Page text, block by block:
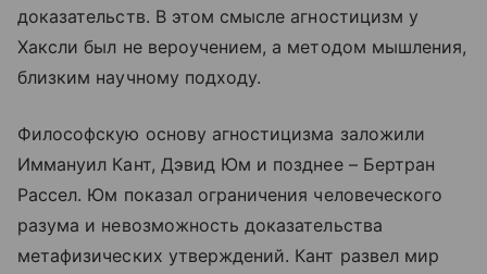
доказательств. В этом смысле агностицизм у
Хаксли был не вероучением, а методом мышления,
близким научному подходу.
Философскую основу агностицизма заложили
Иммануил Кант, Дэвид Юм и позднее – Бертран
Рассел. Юм показал ограничения человеческого
разума и невозможность доказательства
метафизических утверждений. Кант развел мир